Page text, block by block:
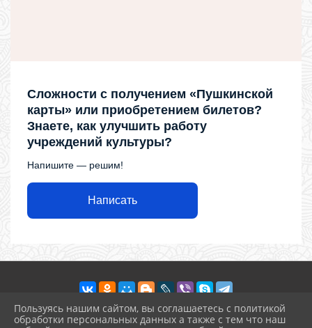
Сложности с получением «Пушкинской
карты» или приобретением билетов?
Знаете, как улучшить работу
учреждений культуры?
Напишите — решим!
Написать
Пользуясь нашим сайтом, вы соглашаетесь с политикой
обработки персональных данных а также с тем что наш